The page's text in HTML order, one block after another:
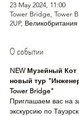
23 May 2024, 11:00
Tower Bridge, Tower
2UP, Великобритания
О событии
NEW Музейный Кот
новый тур
Tower Bridge"
Приглашаем вас на
экскурсию по